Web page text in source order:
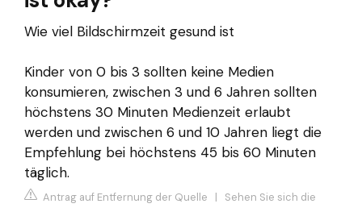
Wie viel Bildschirmzeit gesund ist
Kinder von 0 bis 3 sollten keine Medien
konsumieren, zwischen 3 und 6 Jahren sollten
höchstens 30 Minuten Medienzeit erlaubt
werden und zwischen 6 und 10 Jahren liegt die
Empfehlung bei höchstens 45 bis 60 Minuten
täglich.
Antrag auf Entfernung der Quelle | Sehen Sie sich die